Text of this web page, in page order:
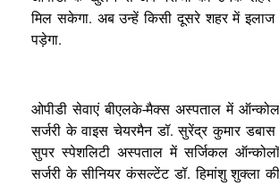
मिल सकेगा. अब उन्हें किसी दूसरे शहर में इलाज
पड़ेगा.
ओपीडी सेवाएं बीएलके-मैक्स अस्पताल में
सर्जरी के वाइस चेयरमैन डॉ.सुरेंद्र कुमार डबास
सुपर स्पेशलिटी अस्पताल में सर्जिकल
सर्जरी के सीनियर कंसल्टेंट डॉ.हिमांशु शुक्ला की